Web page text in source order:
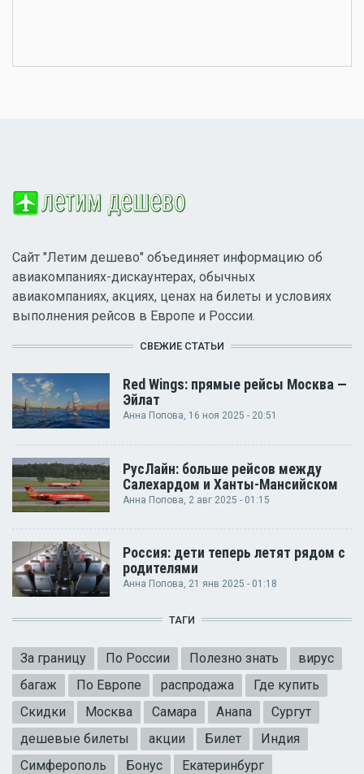
Сайт "Летим дешево" объединяет информацию об
авиакомпаниях-дискаунтерах, обычных
авиакомпаниях, акциях, ценах на билеты и условиях
выполнения рейсов в Европе и России.
СВЕЖИЕ СТАТЬИ
Red Wings: прямые рейсы Москва —
Эйлат
Анна Попова, 16 ноя 2025 - 20:51
РусЛайн: больше рейсов между
Салехардом и Ханты-Мансийском
Анна Попова , 2 авг 2025 - 01:15
Россия: дети теперь летят рядом с
родителями
Анна Попова, 21 янв 2025 - 01:18
ТАГИ
За границу По России Полезно знать
вирус
багаж
По Европе распродажа
Где купить
Скидки
Москва Самара Анапа
Сургут
дешевые билеты
акции Билет
Индия
Симферополь
Бонус Екатеринбург